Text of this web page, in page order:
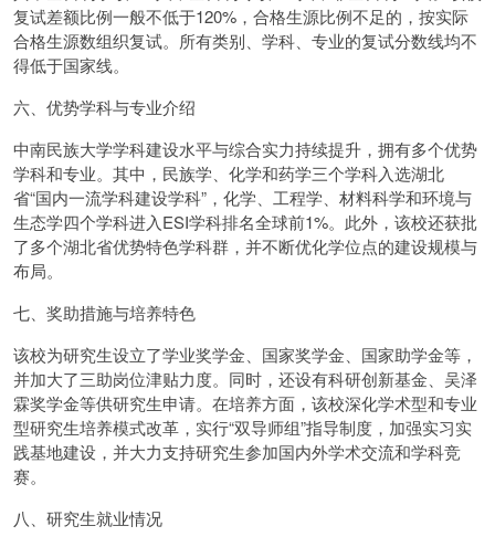
复试差额比例一般不低于120%，合格生源比例不足的，按实际
合格生源数组织复试。所有类别、学科、专业的复试分数线均不
得低于国家线。
六、优势学科与专业介绍
中南民族大学学科建设水平与综合实力持续提升，拥有多个优势
学科和专业。其中，民族学、化学和药学三个学科入选湖北
省“国内一流学科建设学科”，化学、工程学、材料科学和环境与
生态学四个学科进入ESI学科排名全球前1%。此外，该校还获批
了多个湖北省优势特色学科群，并不断优化学位点的建设规模与
布局。
七、奖助措施与培养特色
该校为研究生设立了学业奖学金、国家奖学金、国家助学金等，
并加大了三助岗位津贴力度。同时，还设有科研创新基金、吴泽
霖奖学金等供研究生申请。在培养方面，该校深化学术型和专业
型研究生培养模式改革，实行“双导师组”指导制度，加强实习实
践基地建设，并大力支持研究生参加国内外学术交流和学科竞
赛。
八、研究生就业情况